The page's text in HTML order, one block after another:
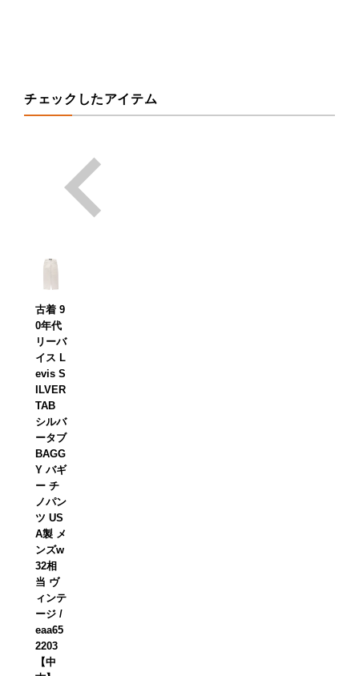
チェックしたアイテム
古着 9
0年代
リーバ
イス L
evis S
ILVER
TAB
シルバ
ータブ
BAGG
Y バギ
ー チ
ノパン
ツ US
A製 メ
ンズw
32相
当 ヴ
ィンテ
ージ /
eaa65
2203
【中